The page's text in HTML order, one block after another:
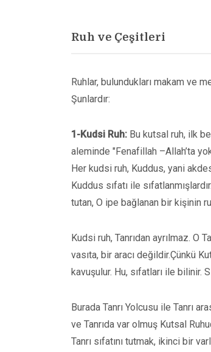
Ruh ve Çeşitleri
Ruhlar, bulundukları makam ve
Şunlardır:
1-Kudsi Ruh: Bu kutsal ruh, ilk
aleminde "Fenafillah –Allah’ta
Her kudsi ruh, Kuddus, yani
Kuddus sıfatı ile
tutan, O ipe bağlanan bir kişinin
Kudsi ruh, Tanrıdan ayrılmaz. O
vasıta, bir aracı değildir.Çünkü
kavuşulur. Hu, sıfatları ile bilinir.
Burada Tanrı Yolcusu ile Tanrı
ve Tanrıda var olmuş Kutsal
Tanrı sıfatını tutmak, ikinci bir